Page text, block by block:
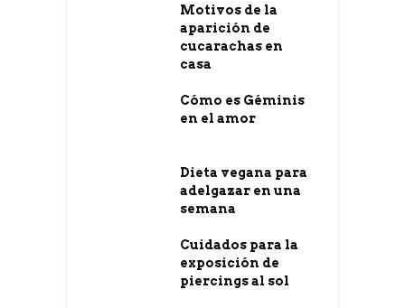
Motivos de la
aparición de
cucarachas en
casa
Cómo es Géminis
en el amor
Dieta vegana para
adelgazar en una
semana
Cuidados para la
exposición de
piercings al sol